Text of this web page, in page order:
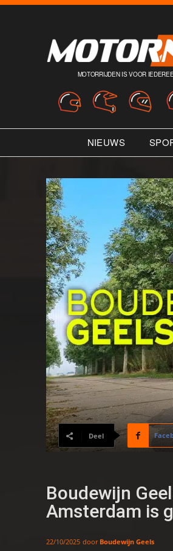
MOTORRIJDEN IS VOOR
NIEUWS
Deel
Boudewijn
Amsterdam is
22/10/2025 door Boudewijn Geels